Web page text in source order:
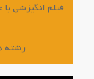
فیلم انگیزشی
رشته